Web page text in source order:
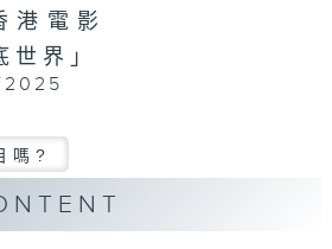
港電影
世界」
嗎?